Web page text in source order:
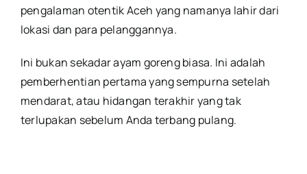
pengalaman otentik Aceh yang namanya lahir dari
lokasi dan para pelanggannya.
Ini bukan sekadar ayam goreng biasa. Ini adalah
pemberhentian pertama yang sempurna setelah
mendarat, atau hidangan terakhir yang tak
terlupakan sebelum Anda terbang pulang.